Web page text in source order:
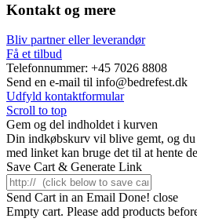
Kontakt og mere
Bliv partner eller leverandør
Få et tilbud
Telefonnummer: +45 7026 8808
Send en e-mail til info@bedrefest.dk
Udfyld kontaktformular
Scroll to top
Gem og del indholdet i kurven
Din indkøbskurv vil blive gemt, og
med linket kan bruge det til at hente
Save Cart & Generate Link
Send Cart in an Email Done! close
Empty cart. Please add products